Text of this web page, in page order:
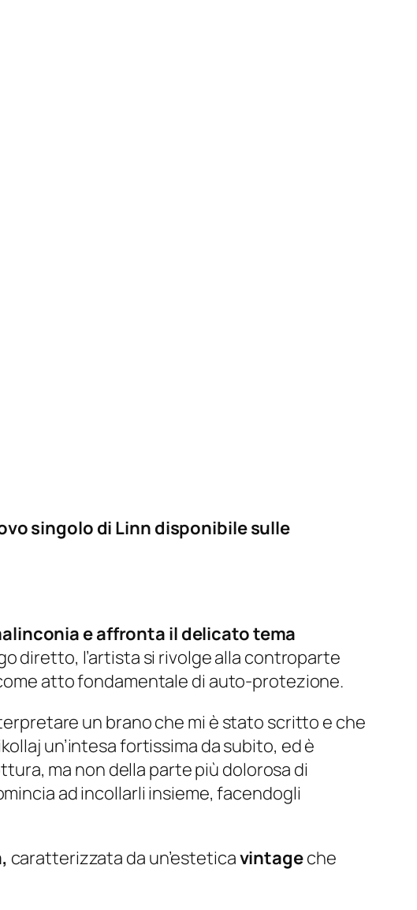
singolo di Linn disponibile sulle
e affronta il delicato tema
diretto, l’artista si rivolge alla controparte
atto fondamentale di auto-protezione.
un brano che mi è stato scritto e che
un’intesa fortissima da subito, ed è
ma non della parte più dolorosa di
ad incollarli insieme, facendogli
caratterizzata da un’esteticavintageche